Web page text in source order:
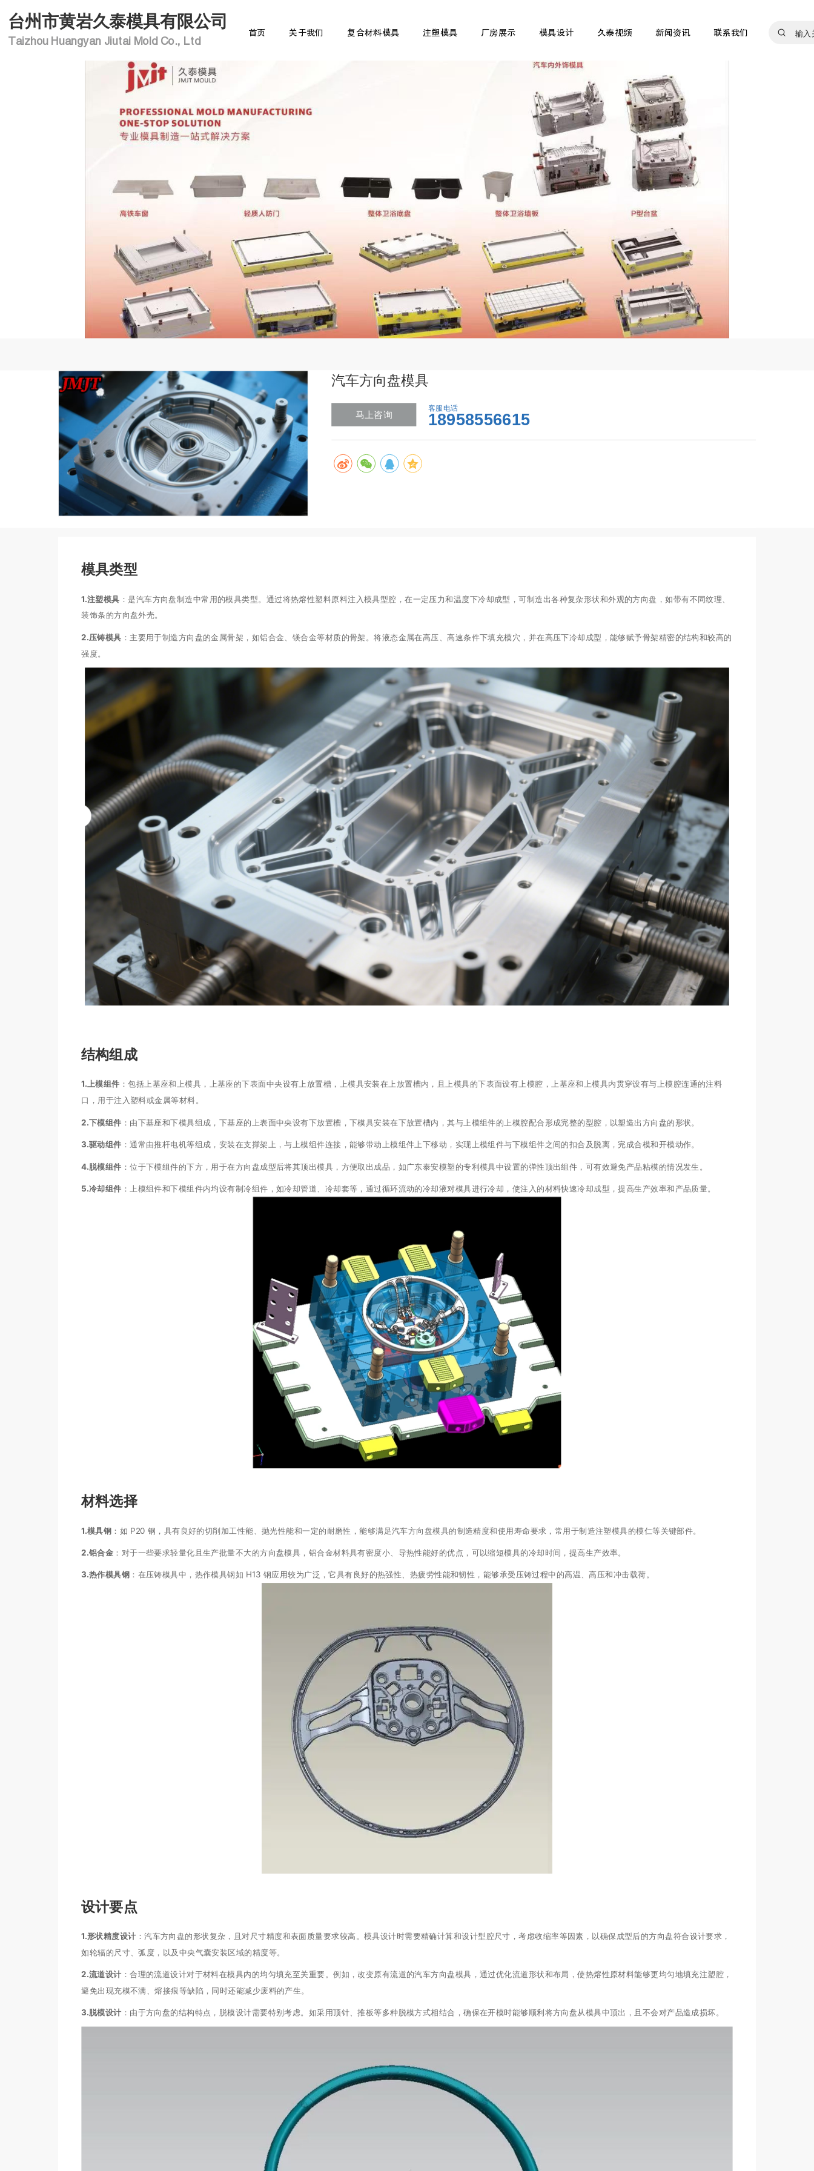
首页 关于我们 复合材料模具 注塑模具 厂房展示 模具设计 久泰视频 新闻资讯 联系我们
台州市黄岩久泰模具有限公司
Taizhou Huangyan Jiutai Mold Co., Ltd
汽车方向盘模具
马上咨询
客服电话
18958556615
模具类型
1.注塑模具 ：是汽车方向盘制造中常用的模具类型。通过将热熔性塑料原料注入模具型腔，在一定压力和温度下冷却成型，可制造出各种复杂形状和外观的方向盘，如带有不同纹理、
装饰条的方向盘外壳。
2.压铸模具 ：主要用于制造方向盘的金属骨架，如铝合金、镁合金等材质的骨架。将液态金属在高压、高速条件下填充模穴，并在高压下冷却成型，能够赋予骨架精密的结构和较高的
强度。
结构组成
1. 上模组件 ：包括上基座和上模具，上基座的下表面中央设有上放置槽，上模具安装在上放置槽内，且上模具的下表面设有上模腔，上基座和上模具内贯穿设有与上模腔连通的注料
口，用于注入塑料或金属等材料。
2.下模组件 ：由下基座和下模具组成，下基座的上表面中央设有下放置槽，下模具安装在下放置槽内，其与上模组件的上模腔配合形成完整的型腔，以塑造出方向盘的形状。
3.驱动组件 ：通常由推杆电机等组成，安装在支撑架上，与上模组件连接，能够带动上模组件上下移动，实现上模组件与下模组件之间的扣合及脱离，完成合模和开模动作。
4.脱模组件 ：位于下模组件的下方，用于在方向盘成型后将其顶出模具，方便取出成品，如广东泰安模塑的专利模具中设置的弹性顶出组件，可有效避免产品粘模的情况发生。
5.冷却组件 ：上模组件和下模组件内均设有制冷组件，如冷却管道、冷却套等，通过循环流动的冷却液对模具进行冷却，使注入的材料快速冷却成型，提高生产效率和产品质量。
材料选择
1.模具钢 ：如 P20 钢，具有良好的切削加工性能、抛光性能和一定的耐磨性，能够满足汽车方向盘模具的制造精度和使用寿命要求，常用于制造注塑模具的模仁等关键部件。
2.铝合金 ：对于一些要求轻量化且生产批量不大的方向盘模具，铝合金材料具有密度小、导热性能好的优点，可以缩短模具的冷却时间，提高生产效率。
3.热作模具钢 ：在压铸模具中，热作模具钢如 H13 钢应用较为广泛，它具有良好的热强性、热疲劳性能和韧性，能够承受压铸过程中的高温、高压和冲击载荷。
设计要点
1.形状精度设计 ：汽车方向盘的形状复杂，且对尺寸精度和表面质量要求较高。模具设计时需要精确计算和设计型腔尺寸，考虑收缩率等因素，以确保成型后的方向盘符合设计要求，
如轮辐的尺寸、弧度，以及中央气囊安装区域的精度等。
2.流道设计 ：合理的流道设计对于材料在模具内的均匀填充至关重要。例如，改变原有流道的汽车方向盘模具，通过优化流道形状和布局，使热熔性原材料能够更均匀地填充注塑腔，
避免出现充模不满、熔接痕等缺陷，同时还能减少废料的产生。
3.脱模设计 ：由于方向盘的结构特点，脱模设计需要特别考虑。如采用顶针、推板等多种脱模方式相结合，确保在开模时能够顺利将方向盘从模具中顶出，且不会对产品造成损坏。